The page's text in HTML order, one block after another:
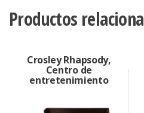
Productos
Crosley Rhapsody,
Centro de
entretenimiento